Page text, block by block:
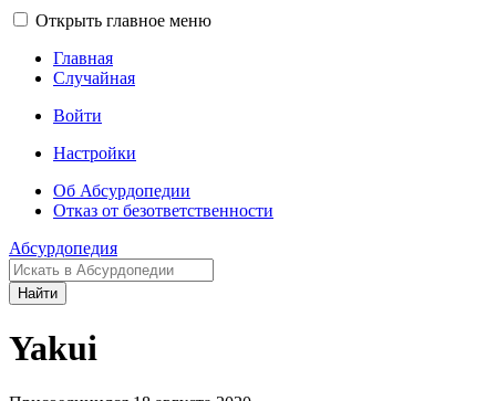
Открыть главное меню
Главная
Случайная
Войти
Настройки
Об Абсурдопедии
Отказ от безответственности
Абсурдопедия
Найти
Yakui